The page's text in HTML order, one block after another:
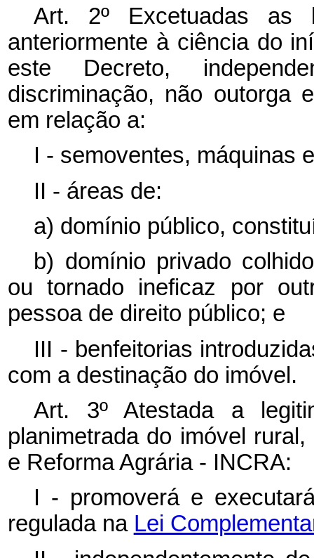
Art. 2º Excetuadas as
anteriormente à ciência do
este Decreto,
discriminação, não outorga
em relação a:
I - semoventes, máquinas
II - áreas de:
a) domínio público,
b) domínio privado
ou tornado ineficaz por
pessoa de direito público; e
III - benfeitorias
com a destinação do imóvel.
Art. 3º Atestada a
planimetrada do imóvel
e Reforma Agrária - INCRA:
I - promoverá e
regulada na Lei